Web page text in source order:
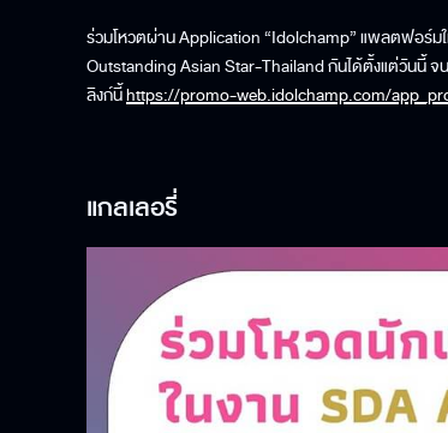
ร่วมโหวตผ่าน Application “Idolchamp” แพลตฟอร์มใ
Outstanding Asian Star-Thailand กันได้ตั้งแต่วันนี้ จ
ลิงก์นี้https://promo-web.idolchamp.com/
แกลเลอรี่